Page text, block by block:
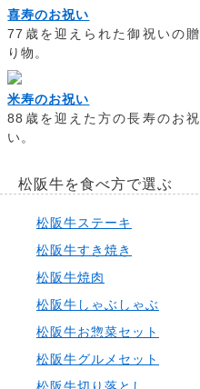
喜寿のお祝い
77歳を迎えられた御祝いの贈
り物。
米寿のお祝い
88歳を迎えた方の長寿のお祝
い。
松阪牛を食べ方で選ぶ
松阪牛ステーキ
松阪牛すき焼き
松阪牛焼肉
松阪牛しゃぶしゃぶ
松阪牛お惣菜セット
松阪牛グルメセット